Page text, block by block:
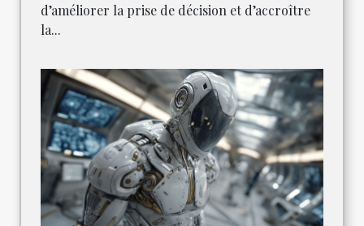
d’améliorer la prise de décision et d’accroître
la...